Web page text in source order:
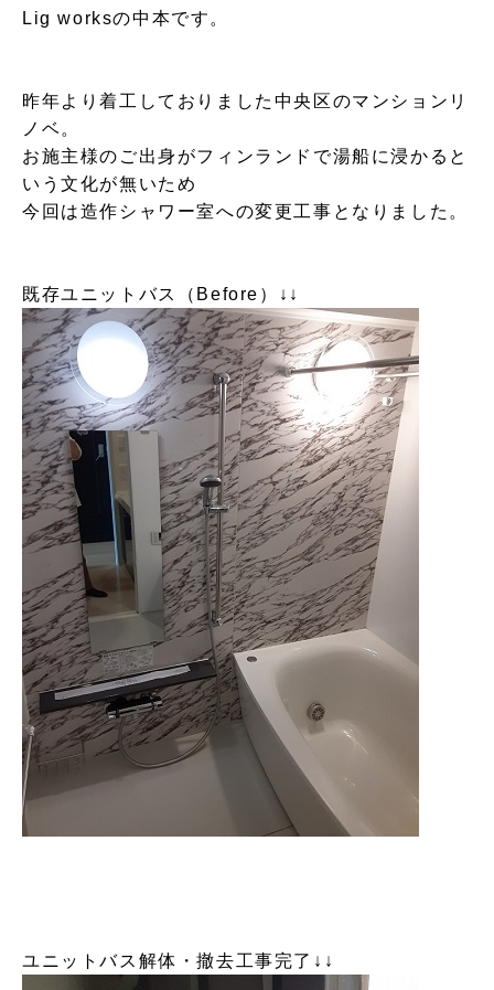
Lig worksの中本です。
昨年より着工しておりました中央区のマンションリ
ノベ。
お施主様のご出身がフィンランドで湯船に浸かると
いう文化が無いため
今回は造作シャワー室への変更工事となりました。
既存ユニットバス（Before）↓↓
ユニットバス解体・撤去工事完了↓↓